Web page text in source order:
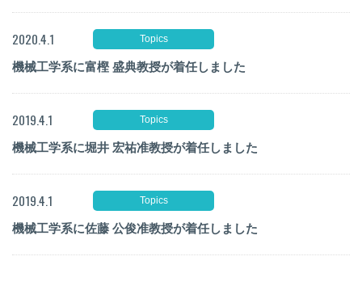
2020.4.1 Topics
機械工学系に富樫 盛典教授が着任しました
2019.4.1 Topics
機械工学系に堀井 宏祐准教授が着任しました
2019.4.1 Topics
機械工学系に佐藤 公俊准教授が着任しました